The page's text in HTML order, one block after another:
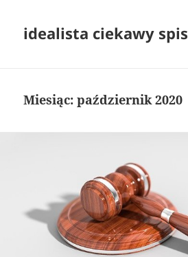
idealista ciekawy spis
Miesiąc:październik 2020